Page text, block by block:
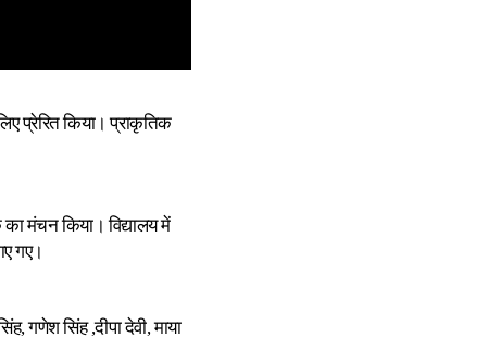
प्रेरित किया। प्राकृतिक
मंचन किया। विद्यालय में
गए।
गणेश सिंह ,दीपा देवी, माया